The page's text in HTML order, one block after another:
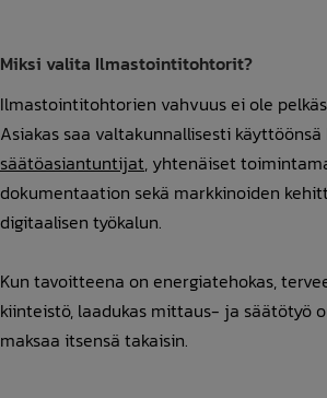
Miksi valita Ilmastointitohtorit?
Ilmastointitohtorien vahvuus ei ole
Asiakas saa valtakunnallisesti
säätöasiantuntijat, yhtenäiset
dokumentaation sekä markkinoiden
digitaalisen työkalun.
Kun tavoitteena on energiatehokas,
kiinteistö, laadukas mittaus- ja säätötyö
maksaa itsensä takaisin.